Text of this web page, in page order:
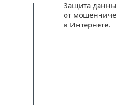
Защита
от
в Интернете.